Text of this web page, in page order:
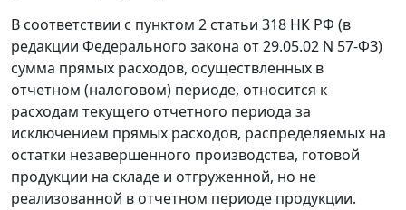
В соответствии с пунктом 2 статьи 318 НК РФ (в
редакции Федерального закона от 29.05.02 N 57-ФЗ)
сумма прямых расходов, осуществленных в
отчетном (налоговом) периоде, относится к
расходам текущего отчетного периода за
исключением прямых расходов, распределяемых на
остатки незавершенного производства, готовой
продукции на складе и отгруженной, но не
реализованной в отчетном периоде продукции.